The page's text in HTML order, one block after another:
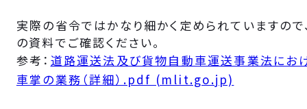
実際の省令ではかなり細かく定められていますの
の資料でご確認ください。
参考： 道路運送法及び貨物自動車運送事業法にお
車掌の業務（詳細）.pdf (mlit.go.jp)